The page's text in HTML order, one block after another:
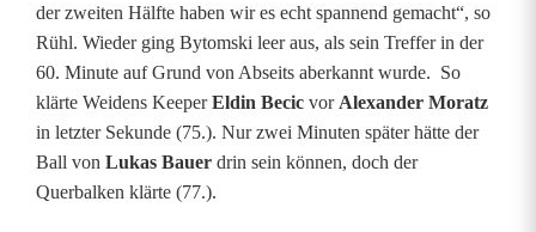
n
f
ü
r
d
der zweiten Hälfte haben wir es echt spannend gemacht“, so
Rühl. Wieder ging Bytomski leer aus, als sein Treffer in der
60. Minute auf Grund von Abseits aberkannt wurde. So
klärte Weidens KeeperEldin Becic vor Alexander Moratz
in letzter Sekunde (75.). Nur zwei Minuten später hätte der
Ball von Lukas Bauer drin sein können, doch der
Querbalken klärte (77.).